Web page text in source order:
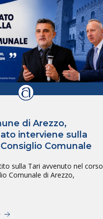
di Arezzo,
interviene sulla
Comunale
sulla Tari avvenuto nel corso
Comunale di Arezzo,